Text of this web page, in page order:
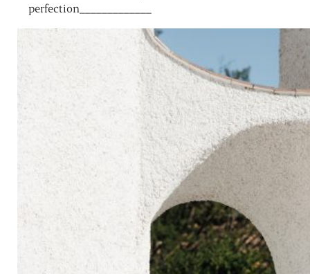
perfection_____________